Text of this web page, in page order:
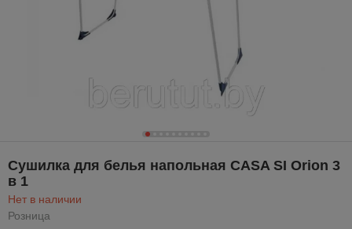
Сушилка для белья напольная CASA SI Orion 3
в 1
Нет в наличии
Розница